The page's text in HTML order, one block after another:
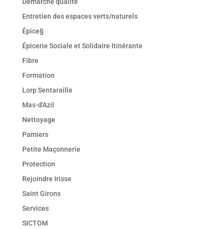
Démarche qualité
Entretien des espaces verts/naturels
Épice§
Épicerie Sociale et Solidaire Itinérante
Fibre
Formation
Lorp Sentaraille
Mas-d'Azil
Nettoyage
Pamiers
Petite Maçonnerie
Protection
Rejoindre Irisse
Saint Girons
Services
SICTOM